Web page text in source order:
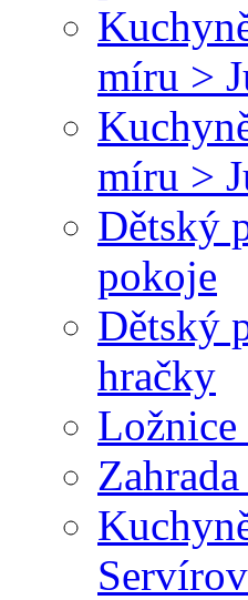
míru >
míru >
Dětský
pokoje
Dětský
hračky